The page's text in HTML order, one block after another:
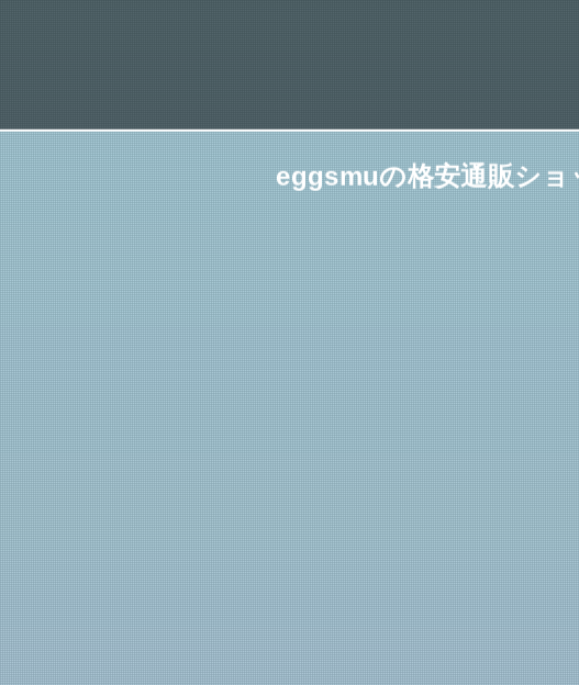
eggsmuの格安通販ショ